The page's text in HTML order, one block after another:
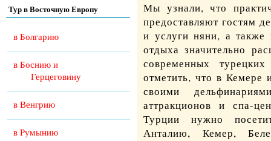
Тур в Восточную Европу
в Болгарию
в Боснию и
Герцеговину
в Венгрию
в Румынию
Мы узнали, что
предоставляют гостям
и услуги няни, а также
отдыха значительно
современных
отметить, что в Кемере
своими
аттракционов и спа-
Турции нужно
Анталию, Кемер,